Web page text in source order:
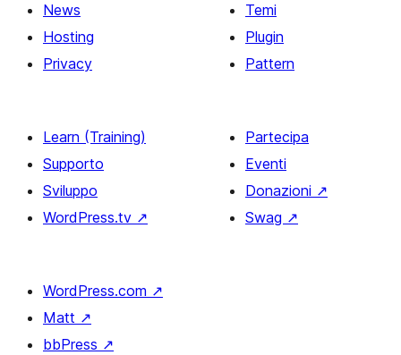
News
Hosting
Privacy
Temi
Plugin
Pattern
Learn (Training)
Supporto
Sviluppo
WordPress.tv ↗
Partecipa
Eventi
Donazioni ↗
Swag ↗
WordPress.com ↗
Matt ↗
bbPress ↗